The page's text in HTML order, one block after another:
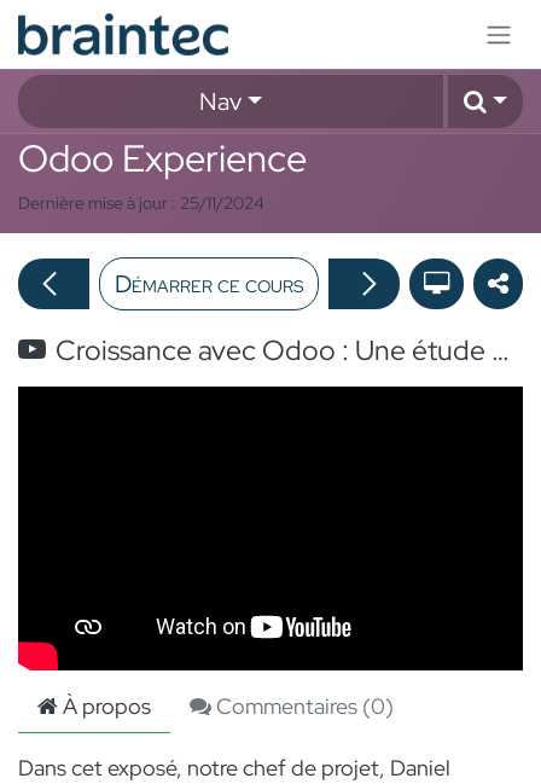
Se rendre au contenu
Nav
Odoo Experience
Dernière mise à jour : 25/11/2024
Croissance avec Odoo : Une étude de cas dans l'industrie du tourisme
Démarrer ce cours
À propos Commentaires (0)
Dans cet exposé, notre chef de projet, Daniel